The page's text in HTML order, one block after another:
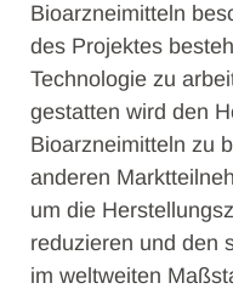
Bioarzneimitteln
des Projektes
Technologie zu
gestatten wird den
Bioarzneimitteln zu
anderen
um die
reduzieren und den
im weltweiten